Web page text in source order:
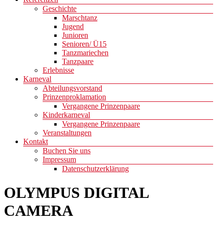
Geschichte
Marschtanz
Jugend
Junioren
Senioren/ Ü15
Tanzmariechen
Tanzpaare
Erlebnisse
Karneval
Abteilungsvorstand
Prinzenproklamation
Vergangene Prinzenpaare
Kinderkarneval
Vergangene Prinzenpaare
Veranstaltungen
Kontakt
Buchen Sie uns
Impressum
Datenschutzerklärung
OLYMPUS DIGITAL
CAMERA